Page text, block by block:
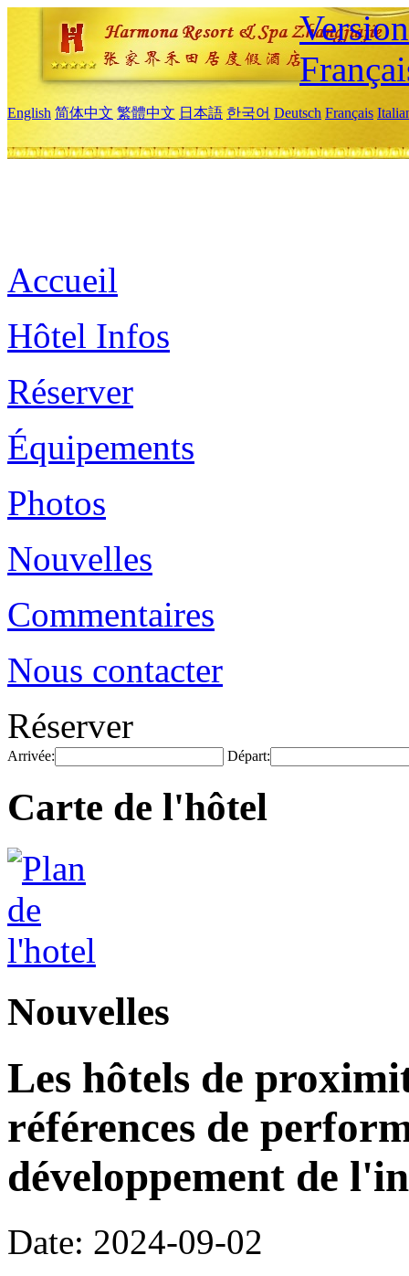
English 简体中文 繁體中文 日本語 한국어 Deutsch Français
Accueil
Hôtel Infos
Réserver
Équipements
Photos
Nouvelles
Commentaires
Nous contacter
Réserver
Arrivée: Départ:
Carte de l'hôtel
Nouvelles
Les hôtels de
références de
développement de
Date: 2024-09-02